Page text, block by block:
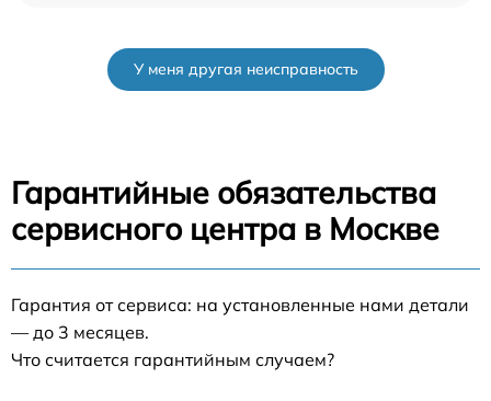
У меня другая неисправность
Гарантийные обязательства
сервисного центра в Москве
Гарантия от сервиса: на установленные нами детали
— до 3 месяцев.
Что считается гарантийным случаем?